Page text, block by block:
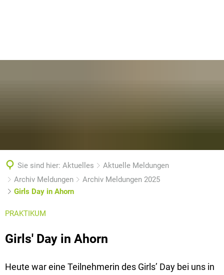
Sie sind hier: Aktuelles
Aktuelle Meldungen
Archiv Meldungen
Archiv Meldungen 2025
Girls Day in Ahorn
PRAKTIKUM
Girls' Day in Ahorn
Heute war eine Teilnehmerin des Girls’ Day bei uns in